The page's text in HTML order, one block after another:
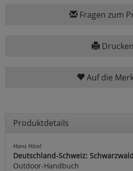
Fragen zum
Drucken
Auf die
Produktdetails
Hans Hönl:
Deutschland-Schweiz:
Outdoor-Handbuch